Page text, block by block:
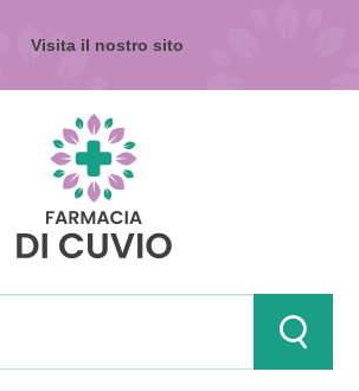
Visita il nostro sito
Cerca